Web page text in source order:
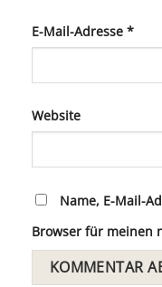
E-Mail-Adresse *
Website
Name, E-Mail-
Browser für meinen